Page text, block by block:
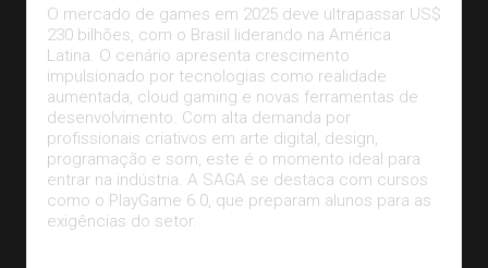
by
O mercado de games em 2025 deve ultrapassar US$
230 bilhões, com o Brasil liderando na América
Latina. O cenário apresenta crescimento
impulsionado por tecnologias como realidade
aumentada, cloud gaming e novas ferramentas de
desenvolvimento. Com alta demanda por
profissionais criativos em arte digital, design,
programação e som, este é o momento ideal para
entrar na indústria. A SAGA se destaca com cursos
como o PlayGame 6.0, que preparam alunos para as
exigências do setor.